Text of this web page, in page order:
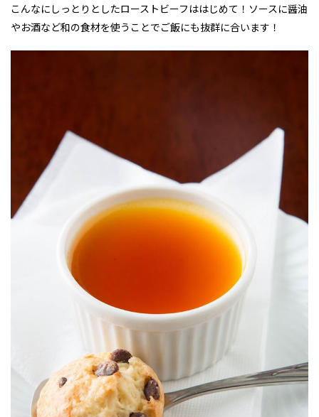
こんなにしっとりとしたローストビーフははじめて！ソースに醤油
やお酒など和の食材を使うことでご飯にも抜群に合います！